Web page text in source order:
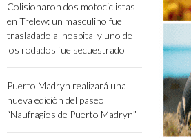
Colisionaron dos motociclistas
en Trelew: un masculino fue
trasladado al hospital y uno de
los rodados fue secuestrado
Puerto Madryn realizará una
nueva edición del paseo
“Naufragios de Puerto Madryn”